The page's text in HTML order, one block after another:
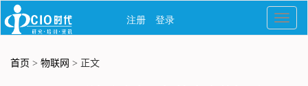
首页 > 物联网 > 正文